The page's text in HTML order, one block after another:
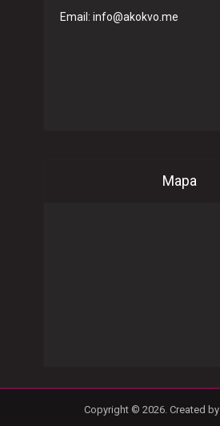
Email: info@akokvo.me
Mapa
Copyright © 2026. Created by